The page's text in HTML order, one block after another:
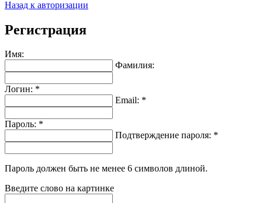
Назад к авторизации
Регистрация
Имя:
Фамилия:
Логин: *
Email: *
Пароль: *
Подтверждение пароля: *
Пароль должен быть не менее 6 символов длиной.
Введите слово на картинке